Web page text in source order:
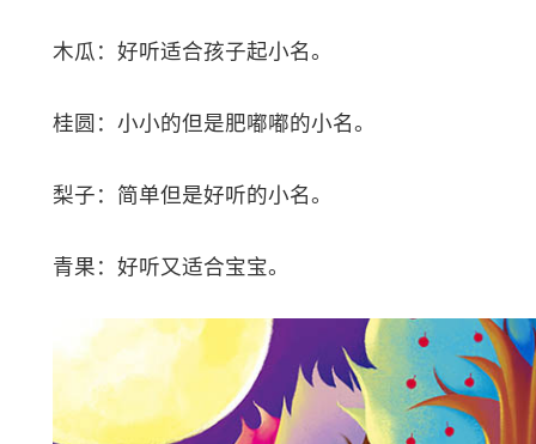
木瓜：好听适合孩子起小名。
桂圆：小小的但是肥嘟嘟的小名。
梨子：简单但是好听的小名。
青果：好听又适合宝宝。